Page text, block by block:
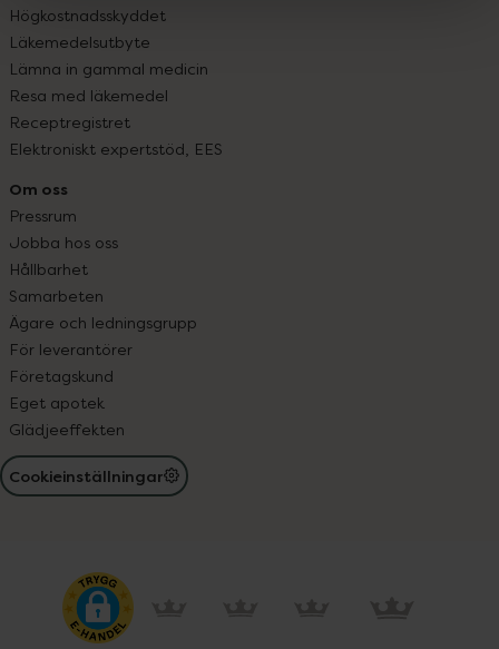
Högkostnadsskyddet
Läkemedelsutbyte
Lämna in gammal medicin
Resa med läkemedel
Receptregistret
Elektroniskt expertstöd, EES
Om oss
Pressrum
Jobba hos oss
Hållbarhet
Samarbeten
Ägare och ledningsgrupp
För leverantörer
Företagskund
Eget apotek
Glädjeeffekten
Cookieinställningar